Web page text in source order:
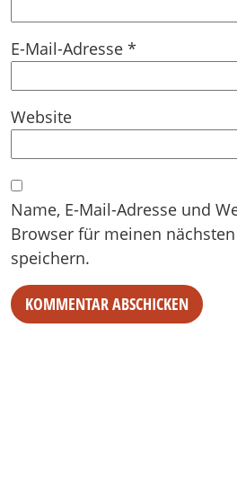
E-Mail-Adresse *
Website
Name, E-Mail-Adresse und
Browser für meinen
speichern.